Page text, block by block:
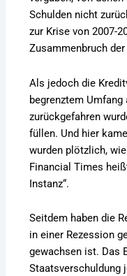
Schulden nicht
zur Krise von 2007-
Zusammenbruch
Als jedoch die
begrenztem
zurückgefahren
füllen. Und hier
wurden plötzlich,
Financial Times
Instanz“.
Seitdem haben die
in einer Rezession
gewachsen ist. Das
Staatsverschuldung